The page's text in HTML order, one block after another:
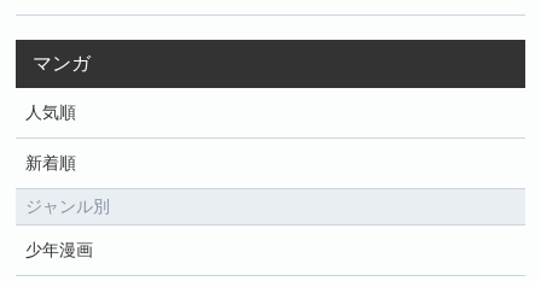
マンガ
人気順
新着順
ジャンル別
少年漫画